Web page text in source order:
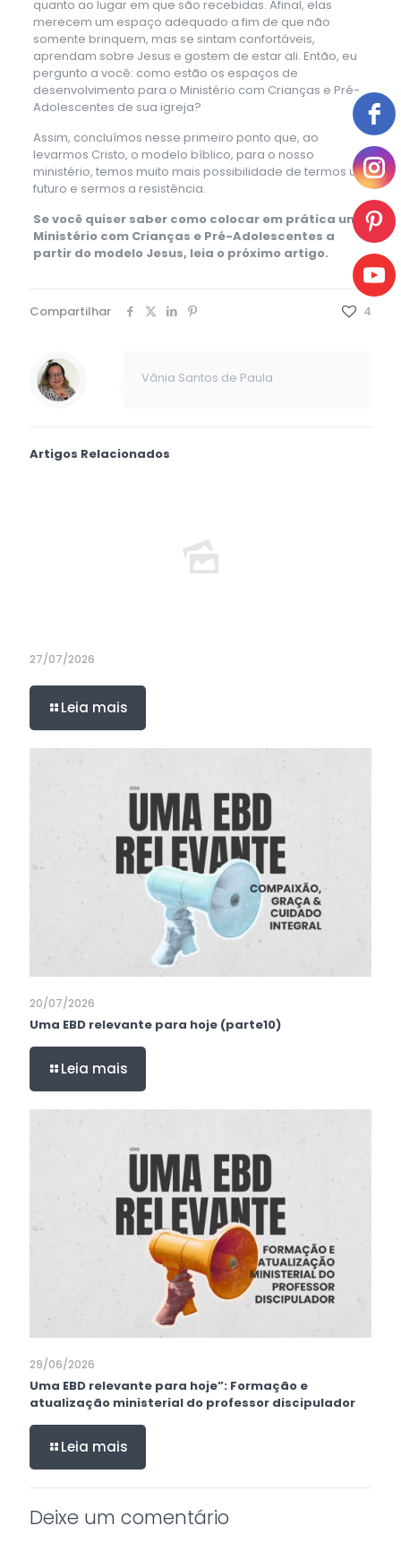
quanto ao lugar em que são recebidas. Afinal, elas
merecem um espaço adequado a fim de que não
somente brinquem, mas se sintam confortáveis,
aprendam sobre Jesus e gostem de estar ali. Então, eu
pergunto a você: como estão os espaços de
desenvolvimento para o Ministério com Crianças e Pré-
Adolescentes de sua igreja?
Assim, concluímos nesse primeiro ponto que, ao
levarmos Cristo, o modelo bíblico, para o nosso
ministério, temos muito mais possibilidade de termos um
futuro e sermos a resistência.
Se você quiser saber como colocar em prática um
Ministério com Crianças e Pré-Adolescentes a
partir do modelo Jesus, leia o próximo artigo.
Compartilhar 4
Vânia Santos de Paula
Artigos Relacionados
27/07/2026
Leia mais
20/07/2026
Uma EBD relevante para hoje (parte10)
Leia mais
29/06/2026
Uma EBD relevante para hoje”: Formação e
atualização ministerial do professor discipulador
Leia mais
Deixe um comentário